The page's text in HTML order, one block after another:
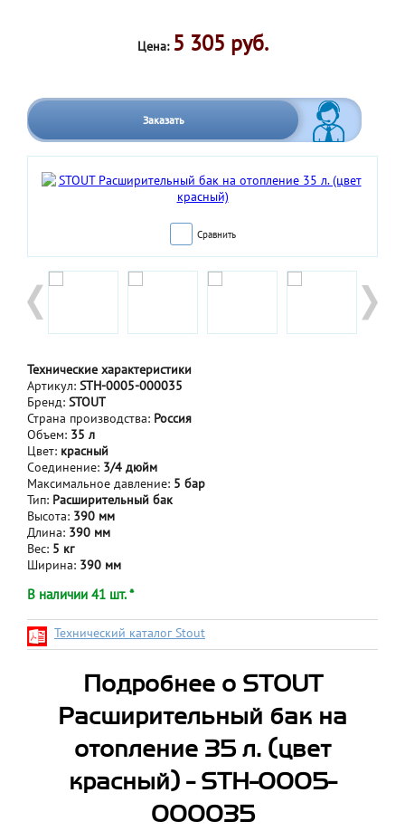
Цена: 5 305 руб.
Заказать
Сравнить
Технические характеристики
Артикул: STH-0005-000035
Бренд: STOUT
Страна производства: Россия
Объем: 35 л
Цвет: красный
Соединение: 3/4 дюйм
Максимальное давление: 5 бар
Тип: Расширительный бак
Высота: 390 мм
Длина: 390 мм
Вес: 5 кг
Ширина: 390 мм
В наличии 41 шт. *
Технический каталог Stout
Подробнее о STOUT
Расширительный бак на
отопление 35 л. (цвет
красный) - STH-0005-
000035